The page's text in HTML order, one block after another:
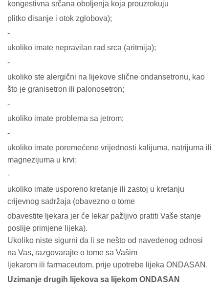
kongestivna srčana oboljenja koja prouzrokuju
plitko disanje i otok zglobova);
-
ukoliko imate nepravilan rad srca (aritmija);
-
ukoliko ste alergični na lijekove slične ondansetronu, kao
što je granisetron ili palonosetron;
-
ukoliko imate problema sa jetrom;
-
ukoliko imate poremećene vrijednosti kalijuma, natrijuma ili
magnezijuma u krvi;
-
ukoliko imate usporeno kretanje ili zastoj u kretanju
crijevnog sadržaja (obavezno o tome
obavestite ljekara jer će lekar pažljivo pratiti Vaše stanje
poslije primjene lijeka).
Ukoliko niste sigurni da li se nešto od navedenog odnosi
na Vas, razgovarajte o tome sa Vašim
ljekarom ili farmaceutom, prije upotrebe lijeka ONDASAN.
Uzimanje drugih lijekova sa lijekom ONDASAN